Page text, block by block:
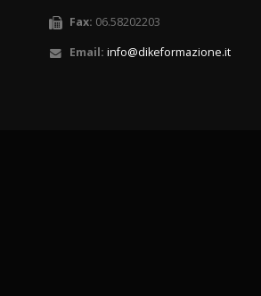
Fax: 06.58202203
Email: info@dikeformazione.it